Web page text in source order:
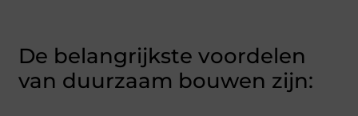
De belangrijkste voordelen
van duurzaam bouwen zijn: